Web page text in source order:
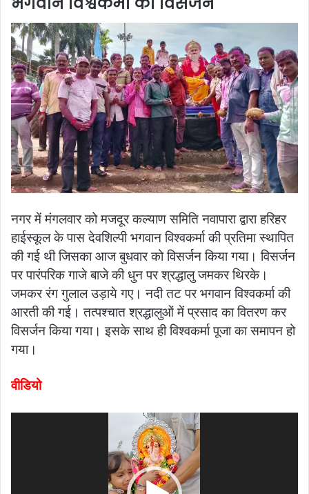
नगर में मंगलवार को मजदूर कल्याण समिति नवापारा द्वारा हरिहर
हाईस्कूल के पास देवशिल्पी भगवान विश्वकर्मा की प्रतिमा स्थापित
की गई थी जिसका आज बुधवार को विसर्जन किया गया। विसर्जन
पर पारंपरिक गाजे बाजे की धुन पर श्रद्धालु जमकर थिरके।
जमकर रंग गुलाल उड़ाये गए। नदी तट पर भगवान विश्वकर्मा की
आरती की गई। तत्पश्चात श्रद्धालुओं में प्रसाद का वितरण कर
विसर्जन किया गया। इसके साथ ही विश्वकर्मा पूजा का समापन हो
गया।
वीडियो